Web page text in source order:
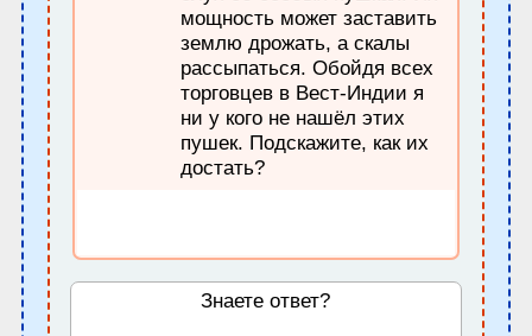
мощность может заставить
землю дрожать, а скалы
рассыпаться. Обойдя всех
торговцев в Вест-Индии я
ни у кого не нашёл этих
пушек. Подскажите, как их
достать?
Знаете ответ?